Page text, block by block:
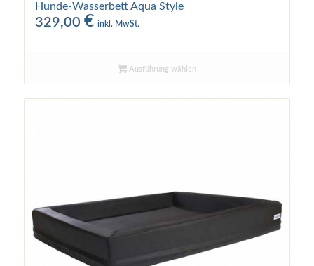
Hunde-Wasserbett Aqua Style
329,00 € inkl. MwSt.
Ausführung wählen